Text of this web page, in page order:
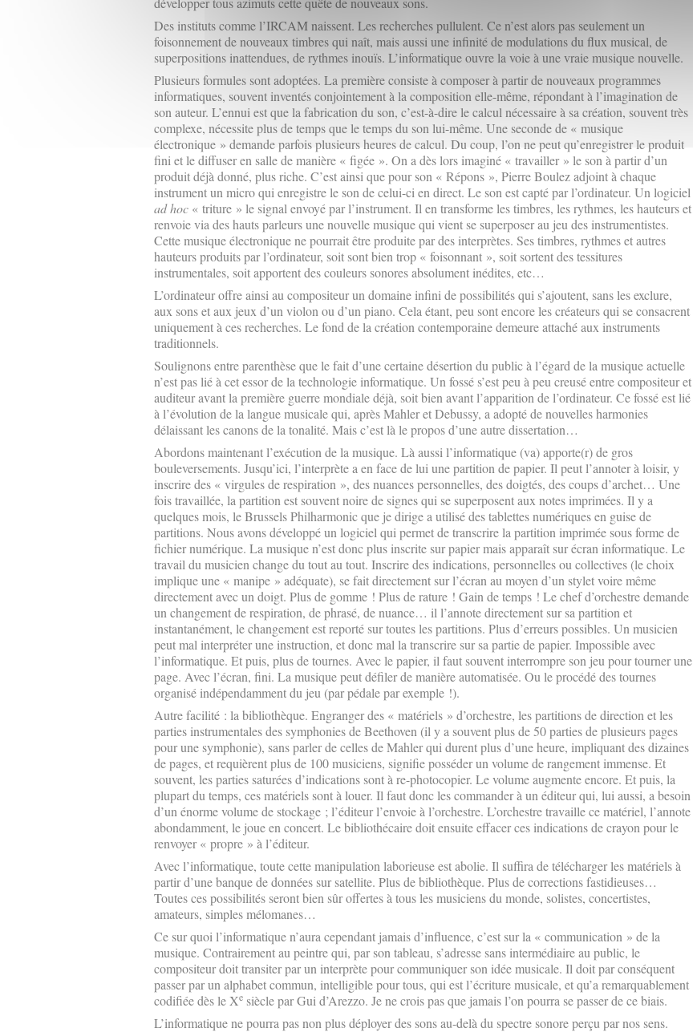
Des instituts comme l’IRCAM naissent. Les recherches pullulent. Ce n’est alors pas seulement un
foisonnement de nouveaux timbres qui naît, mais aussi une infinité de modulations du flux musical, de
superpositions inattendues, de rythmes inouïs. L’informatique ouvre la voie à une vraie musique nouvelle.
Plusieurs formules sont adoptées. La première consiste à composer à partir de nouveaux programmes
informatiques, souvent inventés conjointement à la composition elle-même, répondant à l’imagination de
son auteur. L’ennui est que la fabrication du son, c’est-à-dire le calcul nécessaire à sa création, souvent très
complexe, nécessite plus de temps que le temps du son lui-même. Une seconde de « musique
électronique » demande parfois plusieurs heures de calcul. Du coup, l’on ne peut qu’enregistrer le produit
fini et le diffuser en salle de manière « figée ». On a dès lors imaginé « travailler » le son à partir d’un
produit déjà donné, plus riche. C’est ainsi que pour son « Répons », Pierre Boulez adjoint à chaque
instrument un micro qui enregistre le son de celui-ci en direct. Le son est capté par l’ordinateur. Un logiciel
ad hoc « triture » le signal envoyé par l’instrument. Il en transforme les timbres, les rythmes, les hauteurs et
renvoie via des hauts parleurs une nouvelle musique qui vient se superposer au jeu des instrumentistes.
Cette musique électronique ne pourrait être produite par des interprètes. Ses timbres, rythmes et autres
hauteurs produits par l’ordinateur, soit sont bien trop « foisonnant », soit sortent des tessitures
instrumentales, soit apportent des couleurs sonores absolument inédites, etc…
L’ordinateur offre ainsi au compositeur un domaine infini de possibilités qui s’ajoutent, sans les exclure,
aux sons et aux jeux d’un violon ou d’un piano. Cela étant, peu sont encore les créateurs qui se consacrent
uniquement à ces recherches. Le fond de la création contemporaine demeure attaché aux instruments
traditionnels.
Soulignons entre parenthèse que le fait d’une certaine désertion du public à l’égard de la musique actuelle
n’est pas lié à cet essor de la technologie informatique. Un fossé s’est peu à peu creusé entre compositeur et
auditeur avant la première guerre mondiale déjà, soit bien avant l’apparition de l’ordinateur. Ce fossé est lié
à l’évolution de la langue musicale qui, après Mahler et Debussy, a adopté de nouvelles harmonies
délaissant les canons de la tonalité. Mais c’est là le propos d’une autre dissertation…
Abordons maintenant l’exécution de la musique. Là aussi l’informatique (va) apporte(r) de gros
bouleversements. Jusqu’ici, l’interprète a en face de lui une partition de papier. Il peut l’annoter à loisir, y
inscrire des « virgules de respiration », des nuances personnelles, des doigtés, des coups d’archet… Une
fois travaillée, la partition est souvent noire de signes qui se superposent aux notes imprimées. Il y a
quelques mois, le Brussels Philharmonic que je dirige a utilisé des tablettes numériques en guise de
partitions. Nous avons développé un logiciel qui permet de transcrire la partition imprimée sous forme de
fichier numérique. La musique n’est donc plus inscrite sur papier mais apparaît sur écran informatique. Le
travail du musicien change du tout au tout. Inscrire des indications, personnelles ou collectives (le choix
implique une « manipe » adéquate), se fait directement sur l’écran au moyen d’un stylet voire même
directement avec un doigt. Plus de gomme ! Plus de rature ! Gain de temps ! Le chef d’orchestre demande
un changement de respiration, de phrasé, de nuance… il l’annote directement sur sa partition et
instantanément, le changement est reporté sur toutes les partitions. Plus d’erreurs possibles. Un musicien
peut mal interpréter une instruction, et donc mal la transcrire sur sa partie de papier. Impossible avec
l’informatique. Et puis, plus de tournes. Avec le papier, il faut souvent interrompre son jeu pour tourner une
page. Avec l’écran, fini. La musique peut défiler de manière automatisée. Ou le procédé des tournes
organisé indépendamment du jeu (par pédale par exemple !).
Autre facilité : la bibliothèque. Engranger des « matériels » d’orchestre, les partitions de direction et les
parties instrumentales des symphonies de Beethoven (il y a souvent plus de 50 parties de plusieurs pages
pour une symphonie), sans parler de celles de Mahler qui durent plus d’une heure, impliquant des dizaines
de pages, et requièrent plus de 100 musiciens, signifie posséder un volume de rangement immense. Et
souvent, les parties saturées d’indications sont à re-photocopier. Le volume augmente encore. Et puis, la
plupart du temps, ces matériels sont à louer. Il faut donc les commander à un éditeur qui, lui aussi, a besoin
d’un énorme volume de stockage ; l’éditeur l’envoie à l’orchestre. L’orchestre travaille ce matériel, l’annote
abondamment, le joue en concert. Le bibliothécaire doit ensuite effacer ces indications de crayon pour le
renvoyer « propre » à l’éditeur.
Avec l’informatique, toute cette manipulation laborieuse est abolie. Il suffira de télécharger les matériels à
partir d’une banque de données sur satellite. Plus de bibliothèque. Plus de corrections fastidieuses…
Toutes ces possibilités seront bien sûr offertes à tous les musiciens du monde, solistes, concertistes,
amateurs, simples mélomanes…
Ce sur quoi l’informatique n’aura cependant jamais d’influence, c’est sur la « communication » de la
musique. Contrairement au peintre qui, par son tableau, s’adresse sans intermédiaire au public, le
compositeur doit transiter par un interprète pour communiquer son idée musicale. Il doit par conséquent
passer par un alphabet commun, intelligible pour tous, qui est l’écriture musicale, et qu’a remarquablement
codifiée dès le Xe siècle par Gui d’Arezzo. Je ne crois pas que jamais l’on pourra se passer de ce biais.
L’informatique ne pourra pas non plus déployer des sons au-delà du spectre sonore perçu par nos sens.